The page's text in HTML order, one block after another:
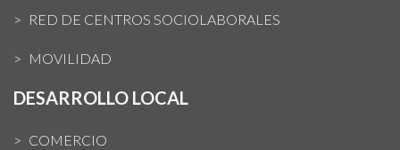
RED DE CENTROS SOCIOLABORALES
MOVILIDAD
DESARROLLO LOCAL
COMERCIO